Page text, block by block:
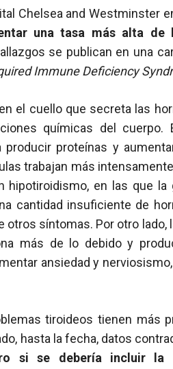
Chelsea and Westminster
una tasa más alta de
se publican en una
Immune Deficiency
el cuello que secreta las
químicas del cuerpo.
proteínas y
trabajan más
hipotiroidismo, en las que la
cantidad insuficiente de
síntomas. Por otro lado,
más de lo debido y
ansiedad y
tiroideos tienen más
hasta la fecha, datos
si se debería incluir la